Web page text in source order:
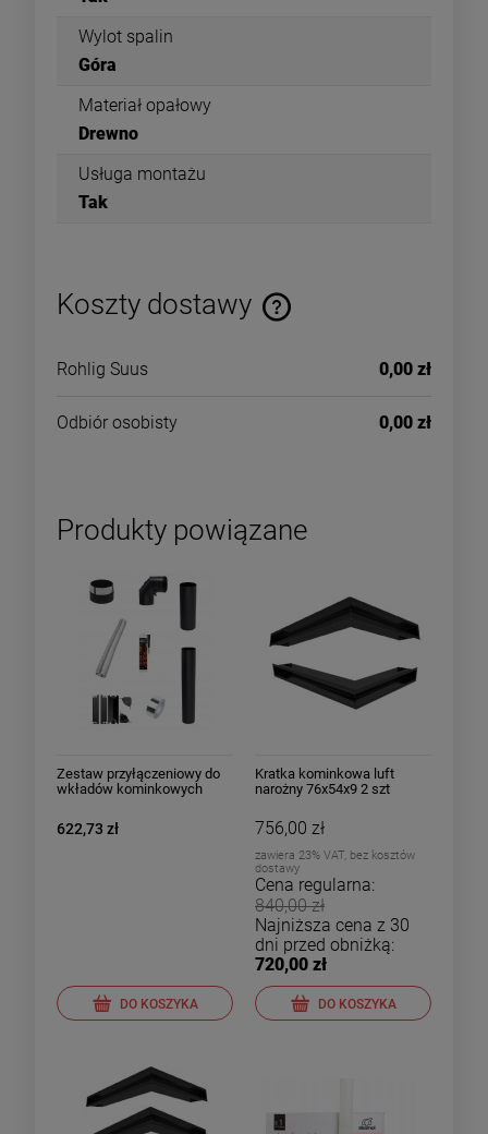
Wylot spalin
Góra
Materiał opałowy
Drewno
Usługa montażu
Tak
Koszty dostawy
Rohlig Suus 0,00 zł
Odbiór osobisty 0,00 zł
Produkty powiązane
Zestaw przyłączeniowy do
wkładów kominkowych
622,73 zł
DO KOSZYKA
Kratka kominkowa luft
narożny 76x54x9 2 szt
756,00 zł
zawiera 23% VAT, bez kosztów
dostawy
Cena regularna:
840,00 zł
Najniższa cena z 30
dni przed obniżką:
720,00 zł
DO KOSZYKA